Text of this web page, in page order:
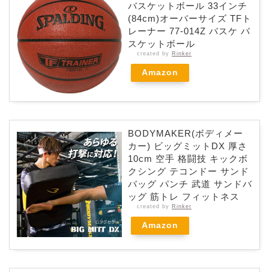
バスケットボール 33インチ
(84cm)オーバーサイズ TFト
レーナー 77-014Z バスケ バ
スケットボール
created by Rinker
Amazon
BODYMAKER(ボディメー
カー) ビッグミットDX 厚さ
10cm 空手 格闘技 キックボ
クシング テコンドー サンド
バッグ パンチ 武道 サンドバ
ッグ 筋トレ フィットネス
created by Rinker
Amazon